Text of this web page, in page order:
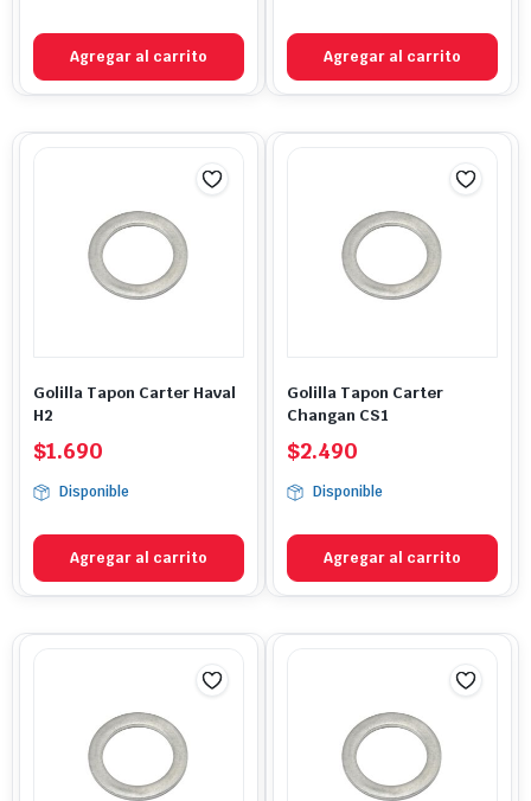
Agregar al carrito Agregar al carrito
Golilla Tapon Carter Haval
H2
$1.690
Disponible
Agregar al carrito
Golilla Tapon Carter
Changan CS1
$2.490
Disponible
Agregar al carrito